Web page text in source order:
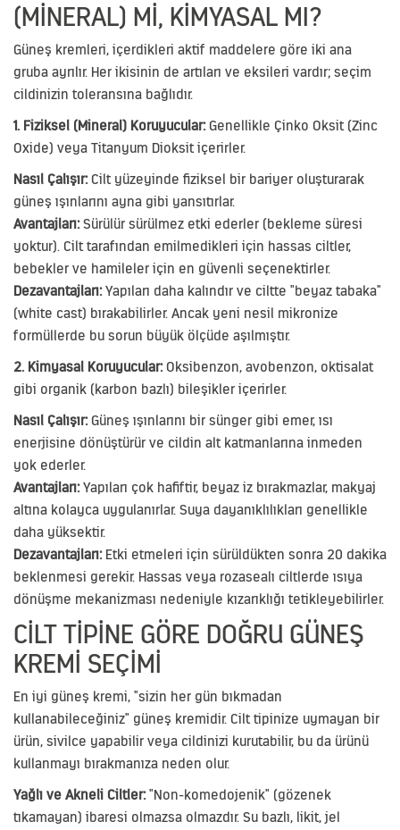
(MINERAL) MI, KIMYASAL MI?
Güneş kremleri, içerdikleri aktif maddelere göre iki ana
gruba ayrılır. Her ikisinin de artıları ve eksileri vardır; seçim
cildinizin toleransına bağlıdır.
1. Fiziksel (Mineral) Koruyucular:Genellikle Çinko Oksit (Zinc
Oxide) veya Titanyum Dioksit içerirler.
Nasıl Çalışır:Cilt yüzeyinde fiziksel bir bariyer oluşturarak
güneş ışınlarını ayna gibi yansıtırlar.
Avantajları:Sürülür sürülmez etki ederler (bekleme süresi
yoktur). Cilt tarafından emilmedikleri için hassas ciltler,
bebekler ve hamileler için en güvenli seçenektirler.
Dezavantajları:Yapıları daha kalındır ve ciltte "beyaz tabaka"
(white cast) bırakabilirler. Ancak yeni nesil mikronize
formüllerde bu sorun büyük ölçüde aşılmıştır.
2. Kimyasal Koruyucular:Oksibenzon, avobenzon, oktisalat
gibi organik (karbon bazlı) bileşikler içerirler.
Nasıl Çalışır:Güneş ışınlarını bir sünger gibi emer, ısı
enerjisine dönüştürür ve cildin alt katmanlarına inmeden
yok ederler.
Avantajları:Yapıları çok hafiftir, beyaz iz bırakmazlar, makyaj
altına kolayca uygulanırlar. Suya dayanıklılıkları genellikle
daha yüksektir.
Dezavantajları:Etki etmeleri için sürüldükten sonra 20 dakika
beklenmesi gerekir. Hassas veya rozasealı ciltlerde ısıya
dönüşme mekanizması nedeniyle kızarıklığı tetikleyebilirler.
CILT TIPINE GÖRE DOĞRU GÜNEŞ
KREMI SEÇIMI
En iyi güneş kremi, "sizin her gün bıkmadan
kullanabileceğiniz" güneş kremidir. Cilt tipinize uymayan bir
ürün, sivilce yapabilir veya cildinizi kurutabilir, bu da ürünü
kullanmayı bırakmanıza neden olur.
Yağlı ve Akneli Ciltler:"Non-komedojenik" (gözenek
tıkamayan) ibaresi olmazsa olmazdır. Su bazlı, likit, jel